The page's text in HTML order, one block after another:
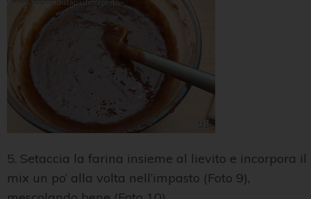
5. Setaccia la farina insieme al lievito e incorpora il
mix un po’ alla volta nell’impasto (Foto 9),